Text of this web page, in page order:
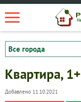
Квартира,
Добавлено 11.10.2021